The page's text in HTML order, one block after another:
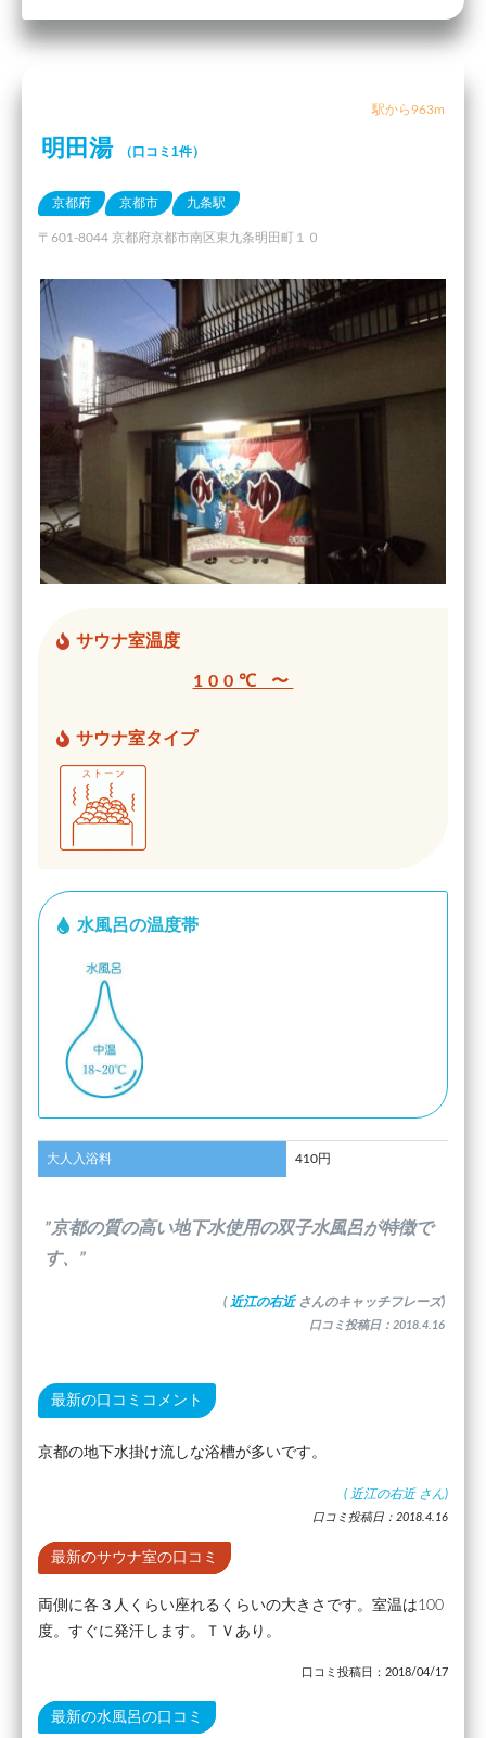
駅から963m
明田湯 （口コミ1件）
京都府 京都市 九条駅
〒601-8044 京都府京都市南区東九条明田町１０
サウナ室温度
100℃ 〜
サウナ室タイプ
水風呂の温度帯
大人入浴料 410円
”京都の質の高い地下水使用の双子水風呂が特徴で
す、”
( 近江の右近 さんのキャッチフレーズ)
口コミ投稿日：2018.4.16
最新の口コミコメント
京都の地下水掛け流しな浴槽が多いです。
( 近江の右近 さん)
口コミ投稿日：2018.4.16
最新のサウナ室の口コミ
両側に各３人くらい座れるくらいの大きさです。室温は100
度。すぐに発汗します。ＴＶあり。
口コミ投稿日：2018/04/17
最新の水風呂の口コミ